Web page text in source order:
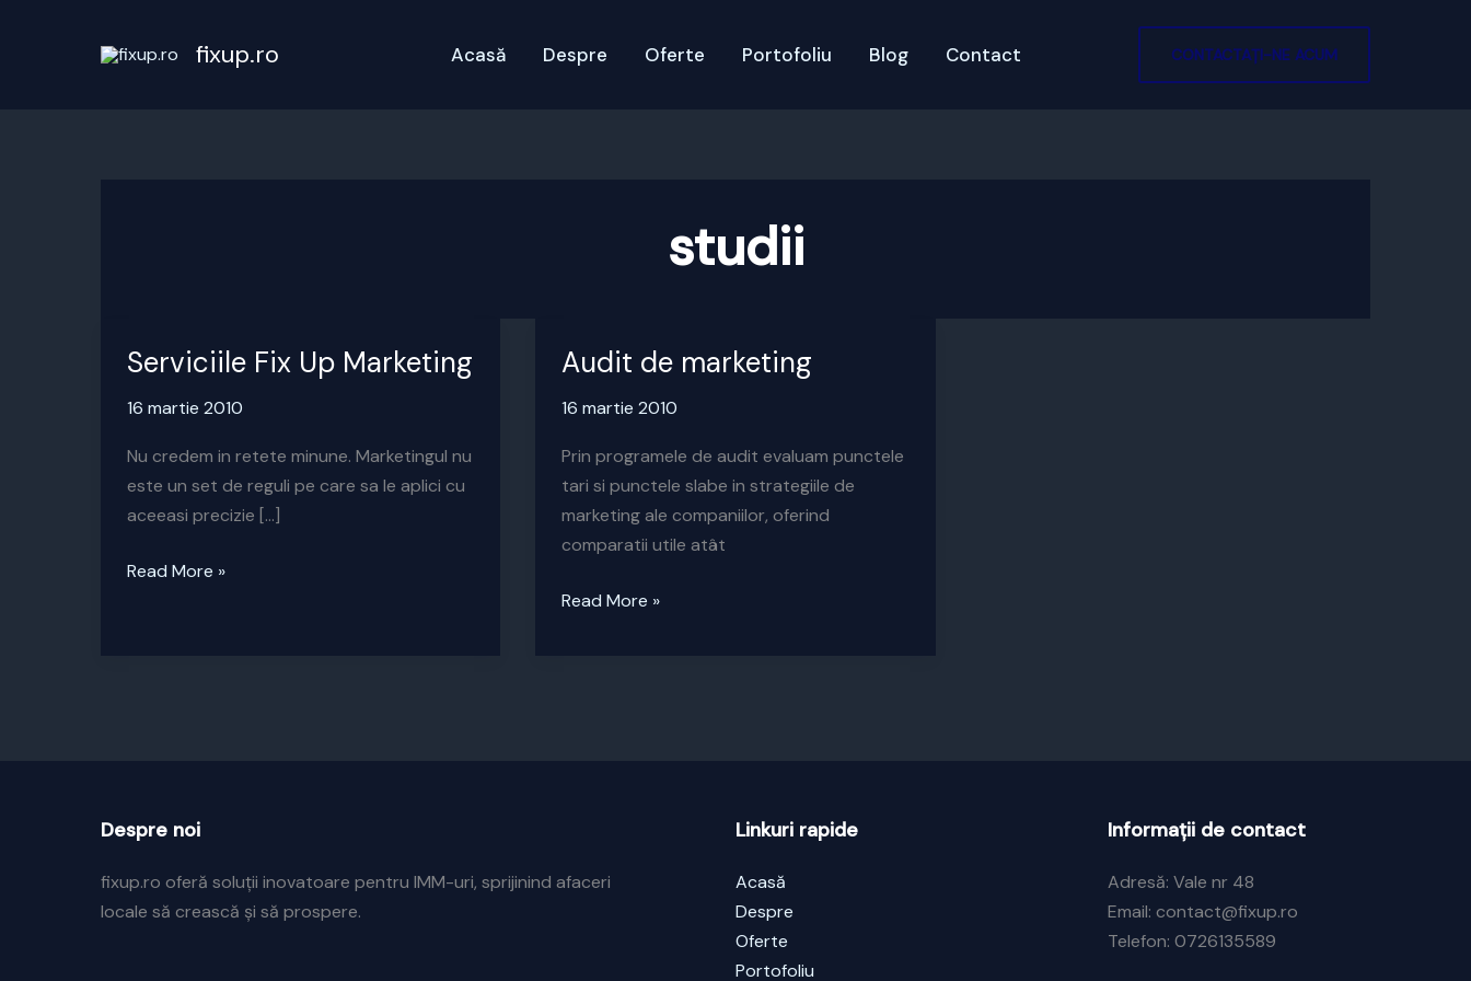
fixup.ro Acasă Despre Oferte Portofoliu Blog Contact CONTACTAȚI-NE ACUM
studii
Serviciile Fix Up Marketing
16 martie 2010
Nu credem in retete minune. Marketingul nu
este un set de reguli pe care sa le aplici cu
aceeasi precizie […]
Serviciile
Read More »
Audit de marketing
16 martie 2010
Prin programele de audit evaluam punctele
tari si punctele slabe in strategiile de
marketing ale companiilor, oferind
comparatii utile atât
Audit
Read More »
Despre noi
fixup.ro oferă soluții inovatoare pentru IMM-uri, sprijinind afaceri
locale să crească și să prospere.
Linkuri rapide
Acasă
Despre
Oferte
Portofoliu
Informații de contact
Adresă: Vale nr 48
Email: contact@fixup.ro
Telefon: 0726135589